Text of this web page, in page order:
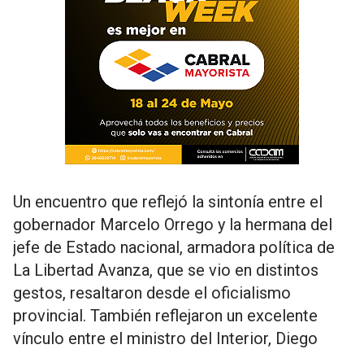
Un encuentro que reflejó la sintonía entre el
gobernador Marcelo Orrego y la hermana del
jefe de Estado nacional, armadora política de
La Libertad Avanza, que se vio en distintos
gestos, resaltaron desde el oficialismo
provincial. También reflejaron un excelente
vínculo entre el ministro del Interior, Diego